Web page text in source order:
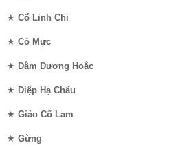
★ Cổ Linh Chi
★ Cỏ Mực
★ Dâm Dương Hoắc
★ Diệp Hạ Châu
★ Giảo Cổ Lam
★ Gừng